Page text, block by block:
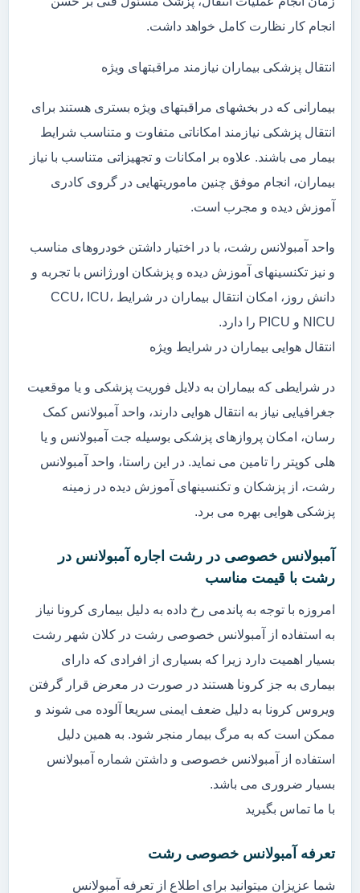
انجام کار نظارت کامل خواهد داشت.
انتقال پزشکی بیماران نیازمند مراقبتهای ویژه
بیمارانی که در بخشهای مراقبتهای ویژه بستری هستند برای
انتقال پزشکی نیازمند امکاناتی متفاوت و متناسب شرایط
بیمار می باشند. علاوه بر امکانات و تجهیزاتی متناسب با نیاز
بیماران، انجام موفق چنین ماموریتهایی در گروی کادری
آموزش دیده و مجرب است.
واحد آمبولانس رشت، با در اختیار داشتن خودروهای مناسب
و نیز تکنسینهای آموزش دیده و پزشکان اورژانس با تجربه و
دانش روز، امکان انتقال بیماران در شرایط CCU، ICU،
NICU و PICU را دارد.
انتقال هوایی بیماران در شرایط ویژه
در شرایطی که بیماران به دلایل فوریت پزشکی و یا موقعیت
جغرافیایی نیاز به انتقال هوایی دارند، واحد آمبولانس کمک
رسان، امکان پروازهای پزشکی بوسیله جت آمبولانس و یا
هلی کوپتر را تامین می نماید. در این راستا، واحد آمبولانس
رشت، از پزشکان و تکنسینهای آموزش دیده در زمینه
پزشکی هوایی بهره می برد.
آمبولانس خصوصی در رشت اجاره آمبولانس در
رشت با قیمت مناسب
امروزه با توجه به پاندمی رخ داده به دلیل بیماری کرونا نیاز
به استفاده از آمبولانس خصوصی رشت در کلان شهر رشت
بسیار اهمیت دارد زیرا که بسیاری از افرادی که دارای
بیماری به جز کرونا هستند در صورت در معرض قرار گرفتن
ویروس کرونا به دلیل ضعف ایمنی سریعا آلوده می شوند و
ممکن است که به مرگ بیمار منجر شود. به همین دلیل
استفاده از آمبولانس خصوصی و داشتن شماره آمبولانس
بسیار ضروری می باشد.
با ما تماس بگیرید
تعرفه آمبولانس خصوصی رشت
شما عزیزان میتوانید برای اطلاع از تعرفه آمبولانس